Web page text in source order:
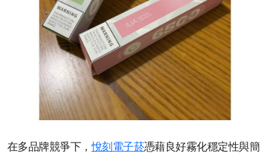
在多品牌競爭下，悅刻電子菸憑藉良好霧化穩定性與簡